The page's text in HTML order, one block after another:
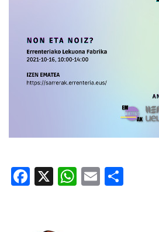
Facebook
X WhatsApp
Email